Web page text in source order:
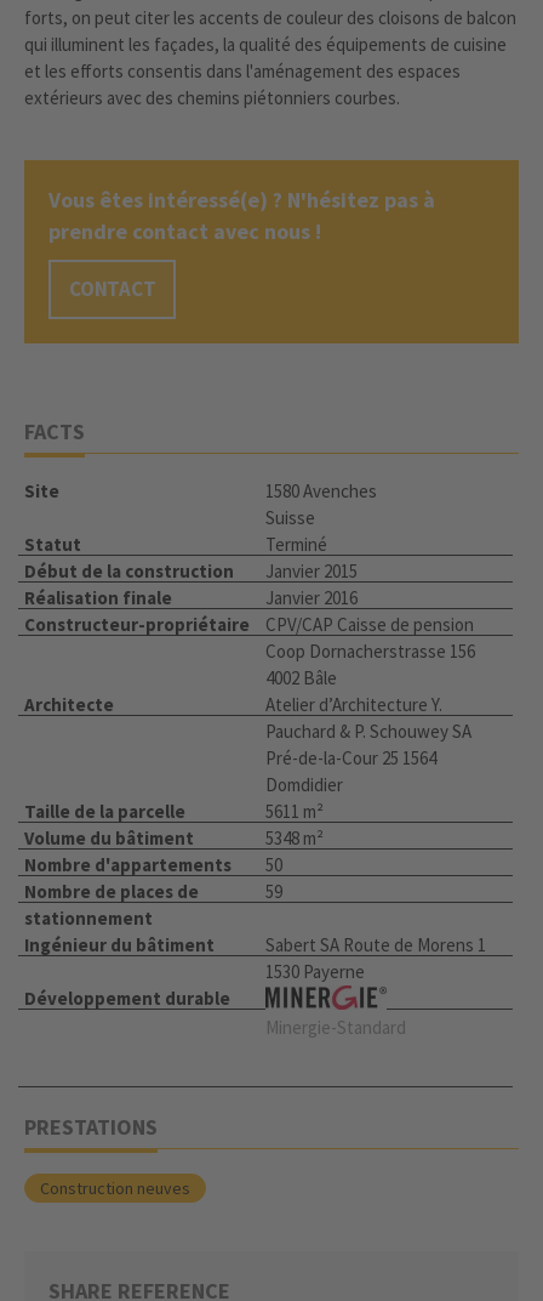
forts, on peut citer les accents de couleur des cloisons de balcon
qui illuminent les façades, la qualité des équipements de cuisine
et les efforts consentis dans l'aménagement des espaces
extérieurs avec des chemins piétonniers courbes.
Vous êtes intéressé(e) ? N'hésitez pas à
prendre contact avec nous !
CONTACT
FACTS
Site
1580 Avenches
Suisse
Statut
Terminé
Début de la construction
Janvier 2015
Réalisation finale
Janvier 2016
Constructeur-propriétaire
CPV/CAP Caisse de pension
Coop Dornacherstrasse 156
4002 Bâle
Architecte
Atelier d’Architecture Y.
Pauchard & P. Schouwey SA
Pré-de-la-Cour 25 1564
Domdidier
Taille de la parcelle
5611 m²
Volume du bâtiment
5348 m²
Nombre d'appartements
50
Nombre de places de
stationnement
59
Ingénieur du bâtiment
Sabert SA Route de Morens 1
1530 Payerne
Développement durable
Minergie-Standard
PRESTATIONS
Construction neuves
SHARE REFERENCE